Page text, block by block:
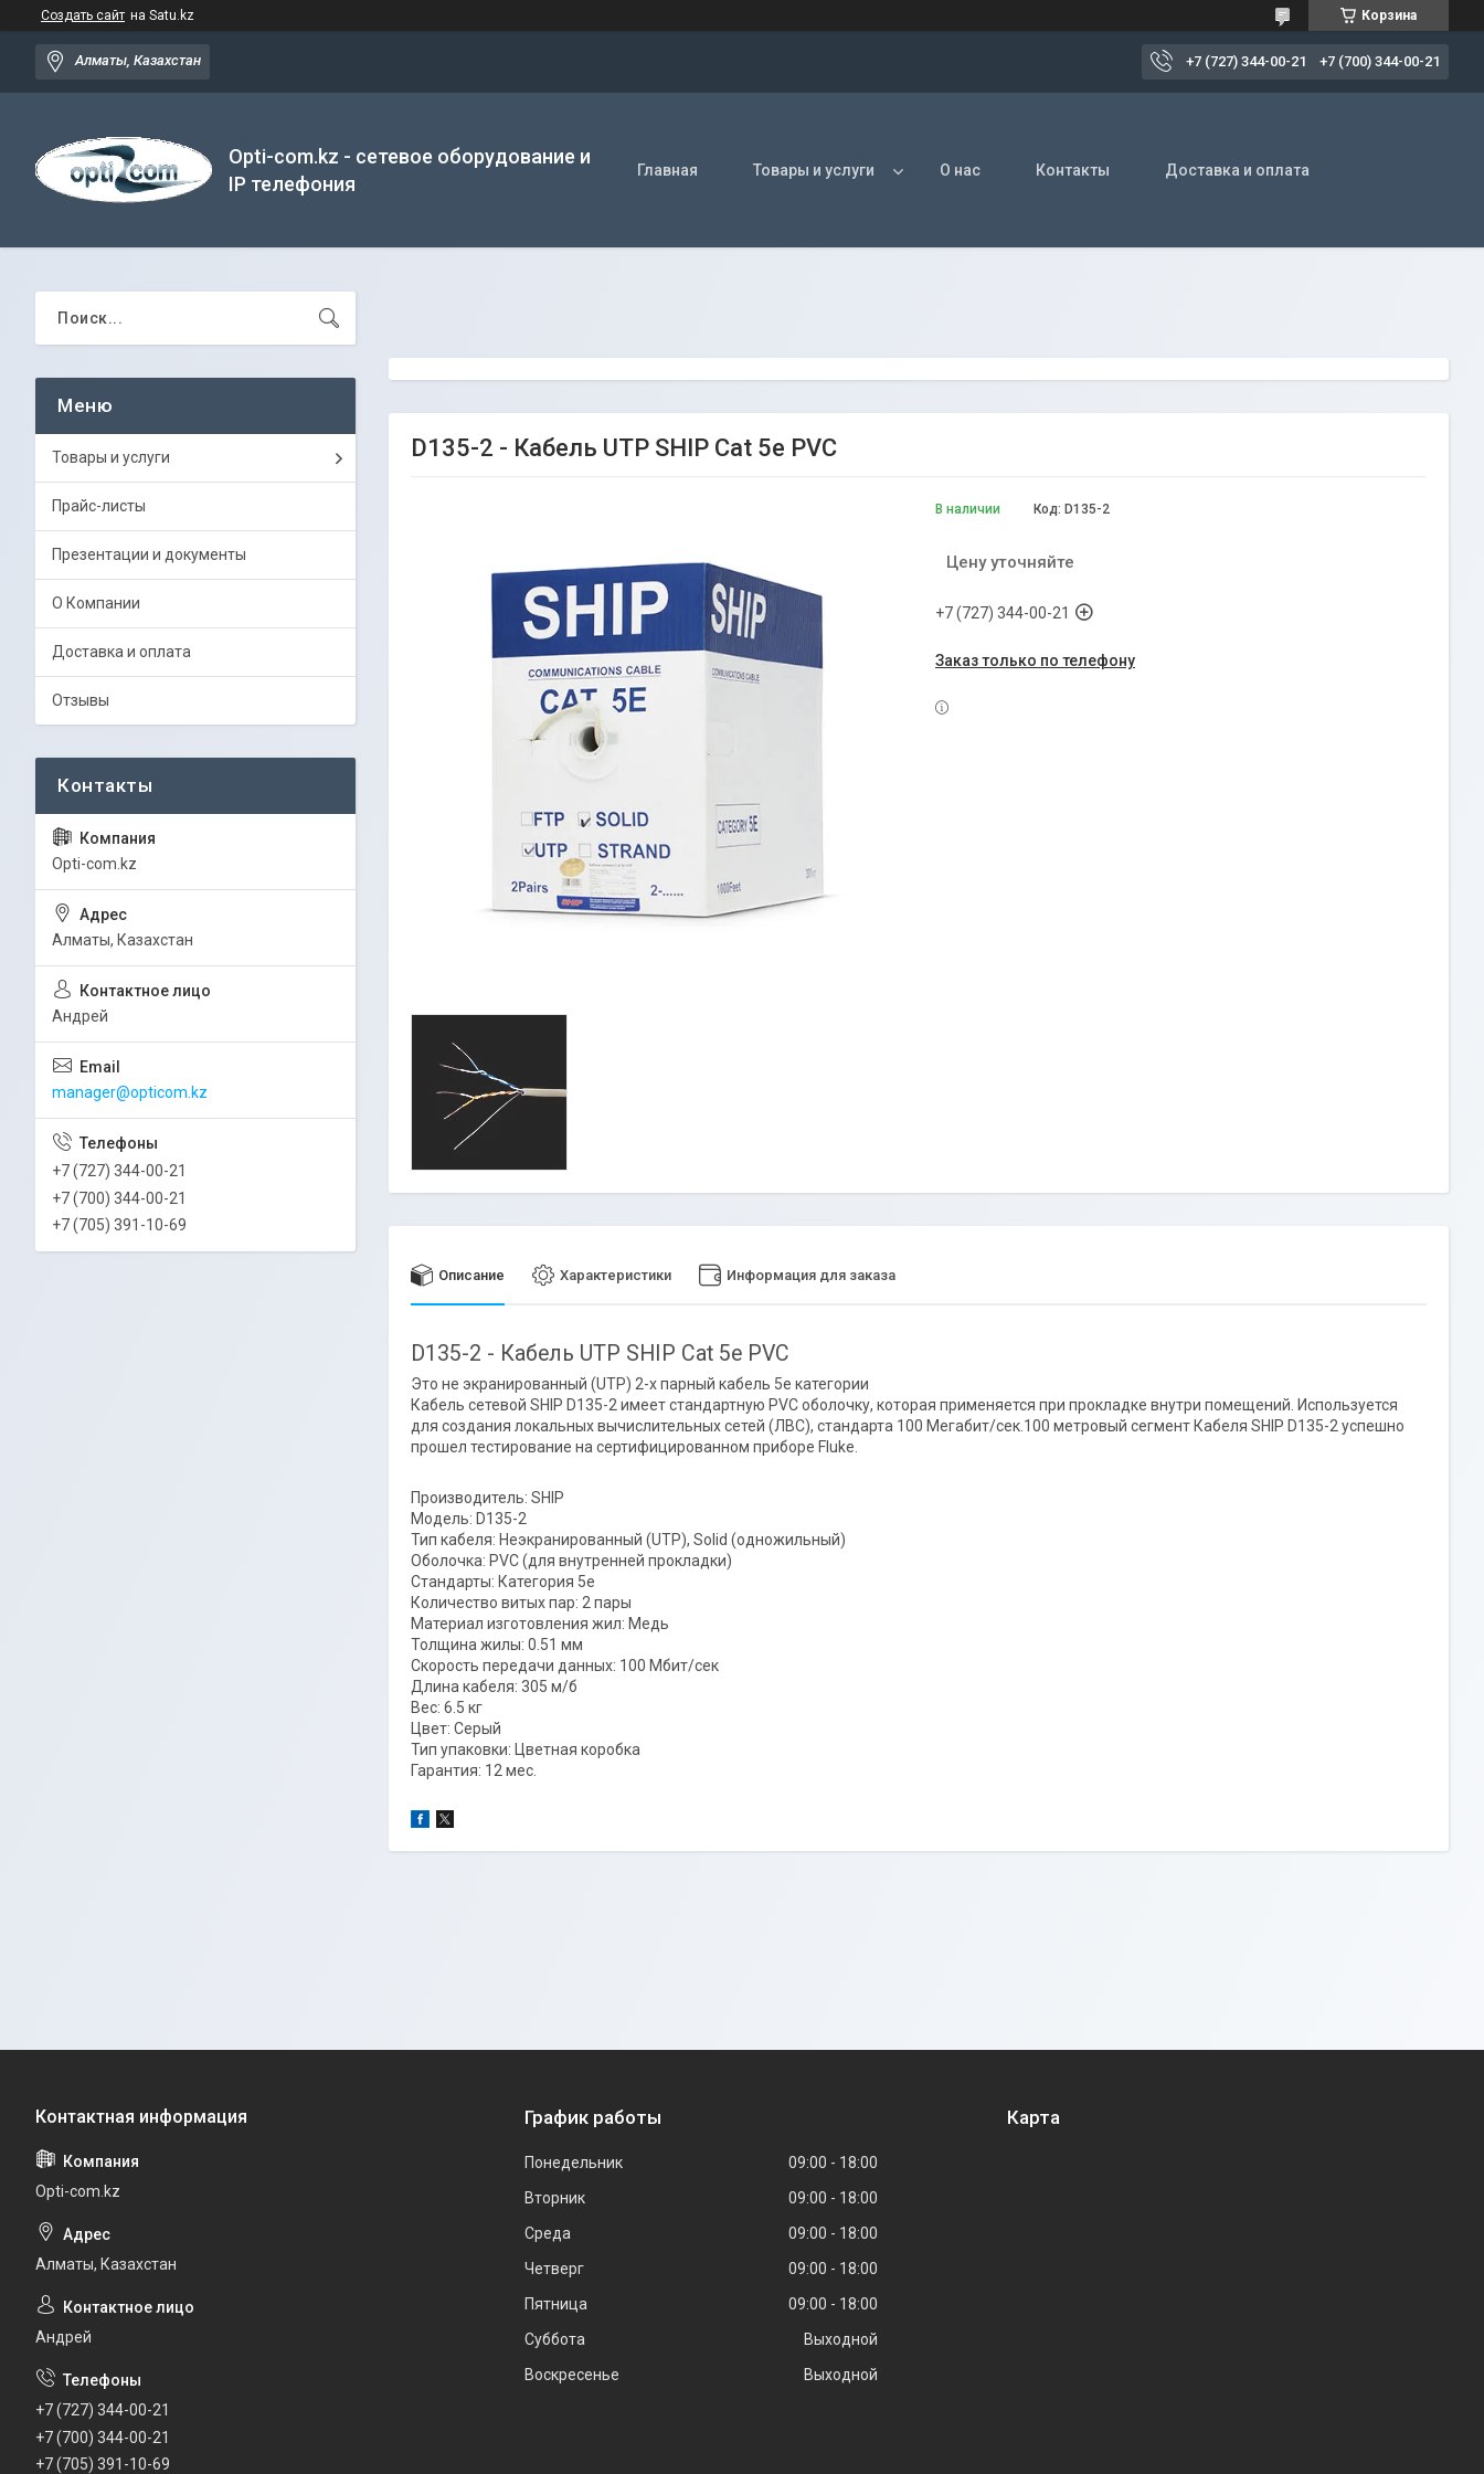
Создать сайт на Satu.kz Корзина
Алматы, Казахстан +7 (727) 344-00-21 +7 (700) 344-00-21
Opti-com.kz - сетевое оборудование и
IP телефония
Главная Товары и услуги О нас Контакты Доставка и оплата
D135-2 - Кабель UTP SHIP Cat 5e PVC
В наличии Код: D135-2
Цену уточняйте
+7 (727) 344-00-21
Заказ только по телефону
Описание Характеристики Информация для заказа
D135-2 - Кабель UTP SHIP Cat 5e PVC
Это не экранированный (UTP) 2-х парный кабель 5e категории
Кабель сетевой SHIP D135-2 имеет стандартную PVC оболочку, которая применяется при прокладке внутри помещений. Используется
для создания локальных вычислительных сетей (ЛВС), стандарта 100 Мегабит/сек.100 метровый сегмент Кабеля SHIP D135-2 успешно
прошел тестирование на сертифицированном приборе Fluke.
Производитель: SHIP
Модель: D135-2
Тип кабеля: Неэкранированный (UTP), Solid (одножильный)
Оболочка: PVC (для внутренней прокладки)
Стандарты: Категория 5е
Количество витых пар: 2 пары
Материал изготовления жил: Медь
Толщина жилы: 0.51 мм
Скорость передачи данных: 100 Мбит/сек
Длина кабеля: 305 м/б
Вес: 6.5 кг
Цвет: Серый
Тип упаковки: Цветная коробка
Гарантия: 12 мес.
Товары и услуги
Прайс-листы
Презентации и документы
О Компании
Доставка и оплата
Отзывы
Opti-com.kz
Алматы, Казахстан
Андрей
manager@opticom.kz
+7 (727) 344-00-21
+7 (700) 344-00-21
+7 (705) 391-10-69
Opti-com.kz
Алматы, Казахстан
Андрей
+7 (727) 344-00-21
+7 (700) 344-00-21
+7 (705) 391-10-69
График работы
Понедельник 09:00
18:00
Вторник
09:00
18:00
Среда
09:00
18:00
Четверг
09:00
18:00
Пятница
09:00
18:00
Суббота
Выходной
Воскресенье
Выходной
Карта